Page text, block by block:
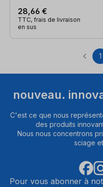
28,66 €
TTC, frais de livraison
en sus
1
nouveau.
C'est ce que nous
des produits
Nous nous concentrons
sciage
Pour vous abonner à